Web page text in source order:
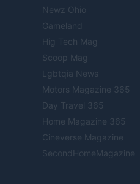
Newz Ohio
Gameland
Hig Tech Mag
Scoop Mag
Lgbtqia News
Motors Magazine 365
Day Travel 365
Home Magazine 365
Cineverse Magazine
SecondHomeMagazine